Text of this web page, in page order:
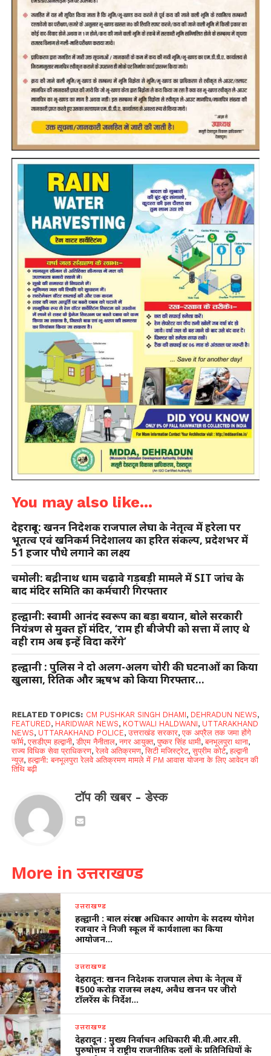
You may also like...
देहरादून: खनन निदेशक राजपाल लेघा के नेतृत्व में हरेला पर
भूतत्व एवं खनिकर्म निदेशालय का हरित संकल्प, प्रदेशभर में
51 हजार पौधे लगाने का लक्ष्य
चमोली: बद्रीनाथ धाम चढ़ावे गड़बड़ी मामले में SIT जांच के
बाद मंदिर समिति का कर्मचारी गिरफ्तार
हल्द्वानी: स्वामी आनंद स्वरूप का बड़ा बयान, बोले सरकारी
नियंत्रण से मुक्त हों मंदिर, ‘राम ही बीजेपी को सत्ता में लाए थे
वही राम अब इन्हें विदा करेंगे’
हल्द्वानी : पुलिस ने दो अलग-अलग चोरी की घटनाओं का किया
खुलासा, रितिक और ऋषभ को किया गिरफ्तार…
RELATED TOPICS: CM PUSHKAR SINGH DHAMI, DEHRADUN NEWS,
FEATURED, HARIDWAR NEWS, KOTWALI HALDWANI, UTTARAKHAND
NEWS, UTTARAKHAND POLICE,उत्तराखंड सरकार,एक अप्रैल तक जमा होंगे
फॉर्म,एसडीएम हल्द्वानी,डीएम नैनीताल,नगर आयुक्त,पुष्कर सिंह धामी,बनभूलपुरा थाना,
राज्य विधिक सेवा प्राधिकरण,रेलवे अतिक्रमण,सिटी मजिस्ट्रेट,सुप्रीम कोर्ट,हल्द्वानी
न्यूज़,हल्द्वानी: बनभूलपुरा रेलवे अतिक्रमण मामले में PM आवास योजना के लिए आवेदन की
तिथि बढ़ी
टॉप की खबर - डेस्क
More in उत्तराखण्ड
उत्तराखण्ड
हल्द्वानी : बाल संरक्षण अधिकार आयोग के सदस्य योगेश
रजवार ने निजी स्कूल में कार्यशाला का किया
आयोजन…
उत्तराखण्ड
देहरादून: खनन निदेशक राजपाल लेघा के नेतृत्व में
₹1500 करोड़ राजस्व लक्ष्य, अवैध खनन पर जीरो
टॉलरेंस के निर्देश…
उत्तराखण्ड
देहरादून : मुख्य निर्वाचन अधिकारी बी.वी.आर.सी.
पुरुषोत्तम ने राष्ट्रीय राजनीतिक दलों के प्रतिनिधियों के